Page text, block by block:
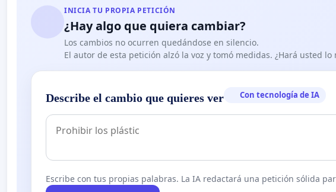
INICIA TU PROPIA PETICIÓN
¿Hay algo que quiera cambiar?
Los cambios no ocurren quedándose en silencio.
El autor de esta petición alzó la voz y tomó medidas. ¿Hará usted lo
Describe el cambio que quieres ver Con tecnología de IA
Escribe con tus propias palabras. La IA redactará una petición sólida